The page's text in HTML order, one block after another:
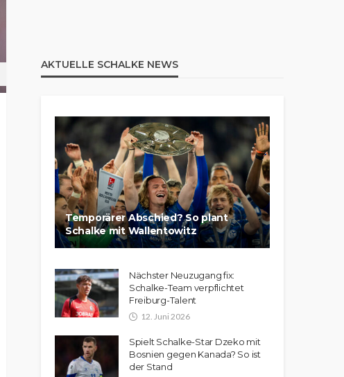
AKTUELLE SCHALKE NEWS
Temporärer Abschied? So plant
Schalke mit Wallentowitz
Nächster Neuzugang fix:
Schalke-Team verpflichtet
Freiburg-Talent
12. Juni 2026
Spielt Schalke-Star Dzeko mit
Bosnien gegen Kanada? So ist
der Stand